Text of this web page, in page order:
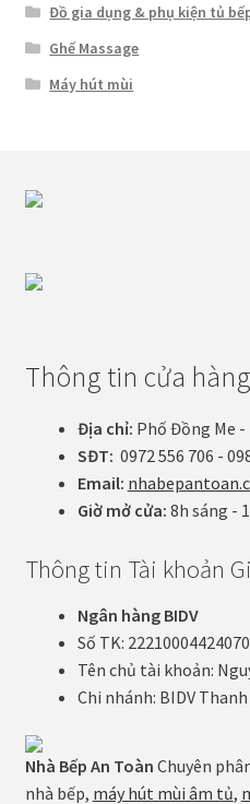
Đồ gia dụng & phụ kiện tủ
Ghế Massage
Máy hút mùi
Thông tin cửa hàng
Địa chỉ: Phố Đồng Me -
SĐT: 0972 556 706 -
Email:
Giờ mở cửa: 8h sáng -
Thông tin Tài khoản
Ngân hàng BIDV
Số TK: 22210004424070
Tên chủ tài khoản:
Chi nhánh: BIDV Thanh
Nhà Bếp An Toàn Chuyên
nhà bếp, máy hút mùi âm tủ,